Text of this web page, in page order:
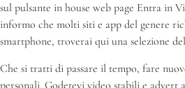
sul pulsante in house web page Entra in
informo che molti siti e app del genere
smartphone, troverai qui una selezione
Che si tratti di passare il tempo, fare
personali. Godetevi video stabili e advert